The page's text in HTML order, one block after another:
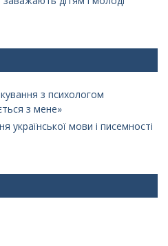
з психологом
з мене»
української мови і писемності